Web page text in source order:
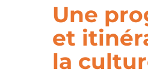
Une
et
la